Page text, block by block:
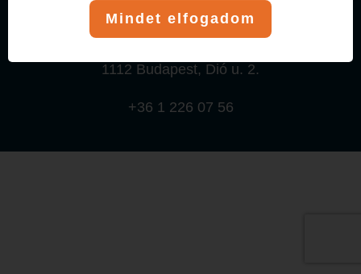
© 2026 T-Klub Fitness és Tánciskola
1112 Budapest, Dió u. 2.
+36 1 226 07 56
Mindet elfogadom